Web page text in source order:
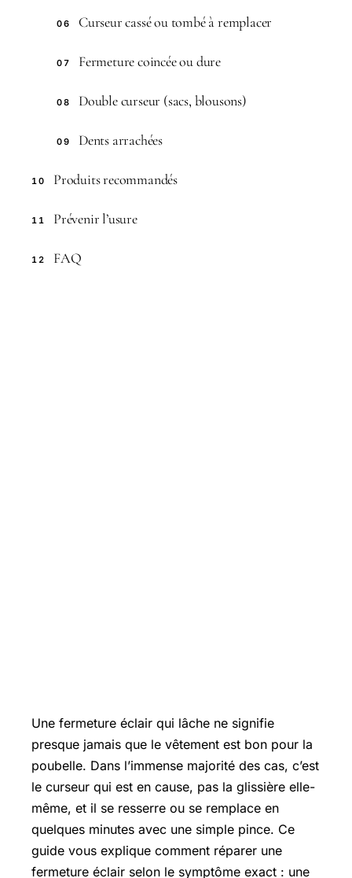
06 Curseur cassé ou tombé à remplacer
07 Fermeture coincée ou dure
08 Double curseur (sacs, blousons)
09 Dents arrachées
10 Produits recommandés
11 Prévenir l’usure
12 FAQ
Une fermeture éclair qui lâche ne signifie
presque jamais que le vêtement est bon pour la
poubelle. Dans l’immense majorité des cas, c’est
le curseur qui est en cause, pas la glissière elle-
même, et il se resserre ou se remplace en
quelques minutes avec une simple pince. Ce
guide vous explique comment réparer une
fermeture éclair selon le symptôme exact : une